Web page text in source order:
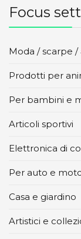
Focus
Moda / scarpe /
Prodotti per
Per bambini e
Articoli sportivi
Elettronica di
Per auto e
Casa e giardino
Artistici e